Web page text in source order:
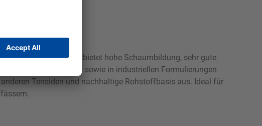
(Mass Balance). Es bietet hohe Schaumbildung, sehr gute
Duschgelen sowie in industriellen Formulierungen
Tensiden und nachhaltige Rohstoffbasis aus. Ideal für